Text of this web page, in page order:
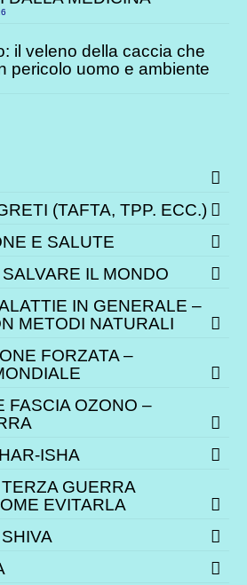
il veleno della caccia che
pericolo uomo e ambiente
(TAFTA, TPP. ECC.)
E SALUTE
IL MONDO
IN GENERALE –
METODI NATURALI
FORZATA –
FASCIA OZONO –
ISHA
GUERRA
EVITARLA